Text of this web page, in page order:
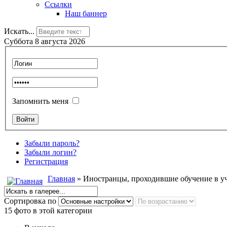
Ссылки
Наш баннер
Искать...
Суббота 8 августа 2026
Запомнить меня
Забыли пароль?
Забыли логин?
Регистрация
Главная » Иностранцы, проходившие обучение в
Сортировка по
15 фото в этой категории